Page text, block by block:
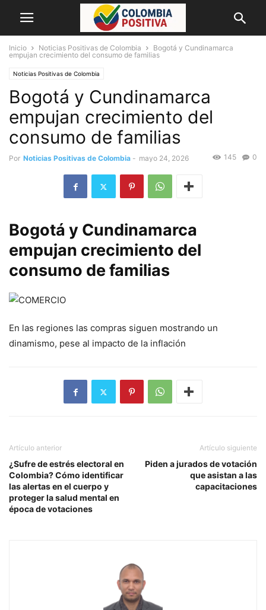
Inicio Noticias Positivas de Colombia
Bogotá y Cundinamarca
empujan crecimiento del consumo de familias
Noticias Positivas de Colombia
Bogotá y Cundinamarca
empujan crecimiento del
consumo de familias
Por Noticias Positivas de Colombia - mayo 24, 2026 0
145
Bogotá y Cundinamarca
empujan crecimiento del
consumo de familias
En las regiones las compras siguen mostrando un
dinamismo, pese al impacto de la inflación
Artículo anterior
¿Sufre de estrés electoral en
Colombia? Cómo identificar
las alertas en el cuerpo y
proteger la salud mental en
época de votaciones
Artículo siguiente
Piden a jurados de votación
que asistan a las
capacitaciones